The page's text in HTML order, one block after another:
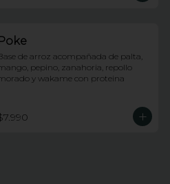
Poke
de arroz acompañada de palta,
pepino, zanahoria, repollo
y wakame con proteina